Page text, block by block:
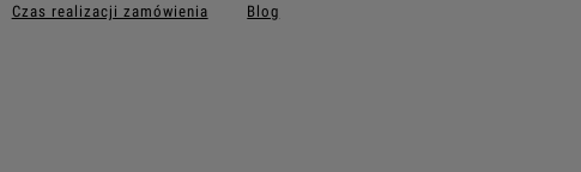
Czas realizacji zamówienia
Blog